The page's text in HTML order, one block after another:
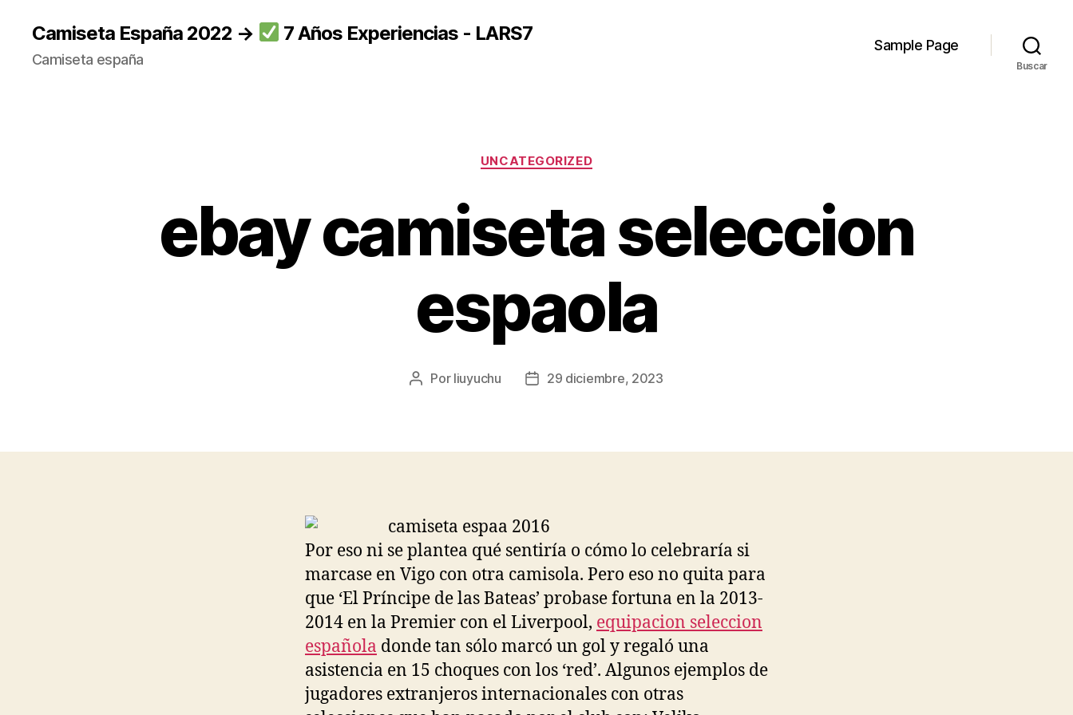
Camiseta España 2022 → 7 Años Experiencias - LARS7
Camiseta españa
Sample Page
Buscar
Categorías
UNCATEGORIZED
ebay camiseta seleccion
espaola
Autor
Por liuyuchu
Fecha29 diciembre, 2023
Por eso ni se plantea qué sentiría o cómo lo celebraría si
marcase en Vigo con otra camisola. Pero eso no quita para
que ‘El Príncipe de las Bateas’ probase fortuna en la 2013-
2014 en la Premier con el Liverpool, equipacion seleccion
española donde tan sólo marcó un gol y regaló una
asistencia en 15 choques con los ‘red’. Algunos ejemplos de
jugadores extranjeros internacionales con otras